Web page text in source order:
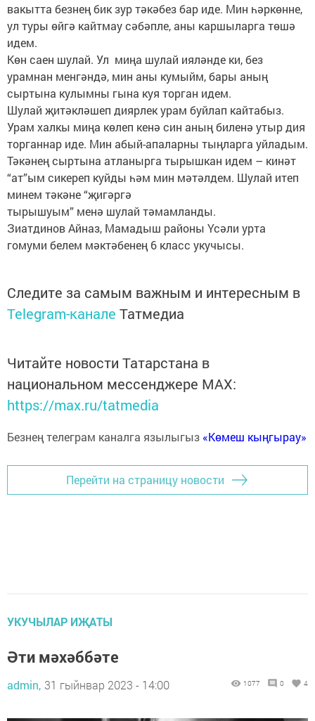
вакытта безнең бик зур тәкәбез бар иде. Мин һәркөнне,
ул туры өйгә кайтмау сәбәпле, аны каршыларга төшә
идем.
Көн саен шулай. Ул миңа шулай ияләнде ки, без
урамнан менгәндә, мин аны кумыйм, бары аның
сыртына кулымны гына куя торган идем.
Шулай җитәкләшеп диярлек урам буйлап кайтабыз.
Урам халкы миңа көлеп кенә син аның биленә утыр дия
торганнар иде. Мин абый-апаларны тыңларга уйладым.
Тәкәнең сыртына атланырга тырышкан идем – кинәт
“ат”ым сикереп куйды һәм мин мәтәлдем. Шулай итеп
минем тәкәне “җигәргә
тырышуым” менә шулай тәмамланды.
Зиатдинов Айназ, Мамадыш районы Үсәли урта
гомуми белем мәктәбенең 6 класс укучысы.
Следите за самым важным и интересным в
Telegram-канале Татмедиа
Читайте новости Татарстана в
национальном мессенджере MАХ:
https://max.ru/tatmedia
Безнең телеграм каналга язылыгыз «Көмеш кыңгырау»
Перейти на страницу новости
УКУЧЫЛАР ИҖАТЫ
Әти мәхәббәте
admin, 31 гыйнвар 2023 - 14:00 1077 0 4